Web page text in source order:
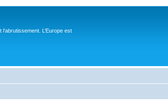
L’Europe est